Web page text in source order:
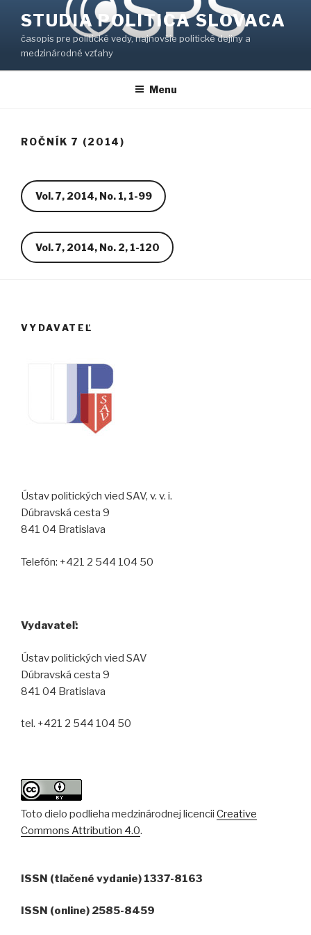
obsah
STUDIA POLITICA SLOVACA
časopis pre politické vedy, najnovšie politické dejiny a
medzinárodné vzťahy
Menu
ROČNÍK 7 (2014)
Vol. 7, 2014, No. 1, 1-99
Vol. 7, 2014, No. 2, 1-120
VYDAVATEĽ
Ústav politických vied SAV, v. v. i.
Dúbravská cesta 9
841 04 Bratislava
Telefón: +421 2 544 104 50
Vydavateľ:
Ústav politických vied SAV
Dúbravská cesta 9
841 04 Bratislava
tel. +421 2 544 104 50
Toto dielo podlieha medzinárodnej licencii Creative
Commons Attribution 4.0.
ISSN (tlačené vydanie) 1337-8163
ISSN (online) 2585-8459